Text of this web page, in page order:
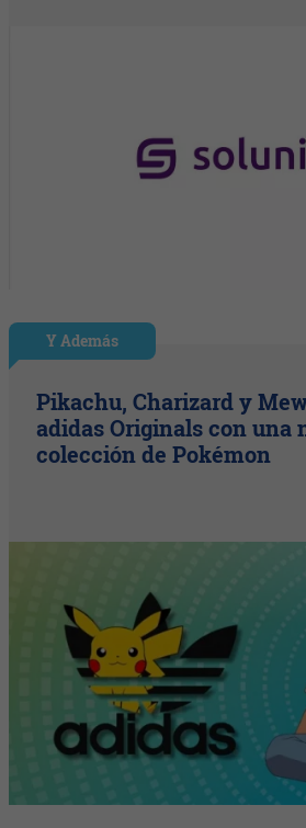
Y Además
Pikachu, Charizard y
adidas Originals con una
colección de Pokémon